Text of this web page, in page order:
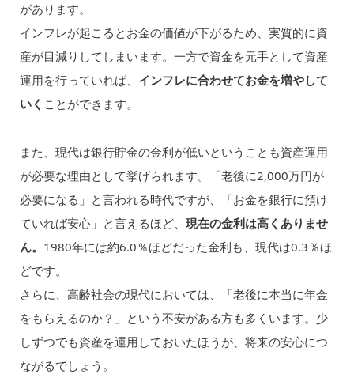
があります。
インフレが起こるとお金の価値が下がるため、実質的に資
産が目減りしてしまいます。一方で資金を元手として資産
運用を行っていれば、 インフレに合わせてお金を増やして
いく ことができます。
また、現代は銀行貯金の金利が低いということも資産運用
が必要な理由として挙げられます。「老後に2,000万円が
必要になる」と言われる時代ですが、「お金を銀行に預け
ていれば安心」と言えるほど、 現在の金利は高くありませ
ん。 1980年には約6.0％ほどだった金利も、現代は0.3％ほ
どです。
さらに、高齢社会の現代においては、「老後に本当に年金
をもらえるのか？」という不安がある方も多くいます。少
しずつでも資産を運用しておいたほうが、将来の安心につ
ながるでしょう。